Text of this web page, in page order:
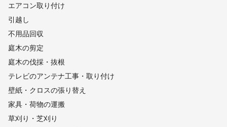
エアコン取り付け
引越し
不用品回収
庭木の剪定
庭木の伐採・抜根
テレビのアンテナ工事・取り付け
壁紙・クロスの張り替え
家具・荷物の運搬
草刈り・芝刈り